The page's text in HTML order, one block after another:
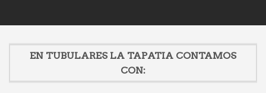
EN TUBULARES LA TAPATIA CONTAMOS
CON: